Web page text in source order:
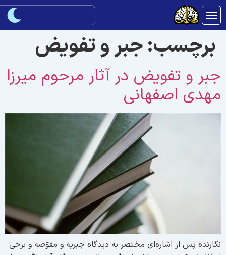
برچسب:جبر و تفویض
و تفویض در آثار مرحوم میرزا
اصفهانی
پس از اشاره‌ای مختصر به دیدگاه جبریه و مفوّضه و برخی